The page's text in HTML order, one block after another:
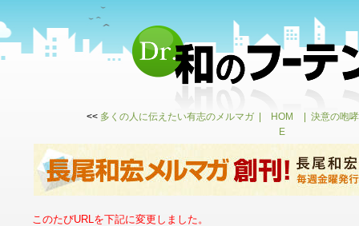
<< 多くの人に伝えたい有志のメルマガ
HOM
E
決意の咆哮
このたびURLを下記に変更しました。